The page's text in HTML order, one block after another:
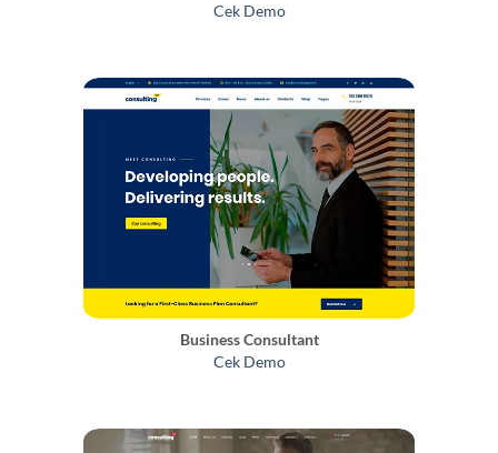
Cek Demo
Business Consultant
Cek Demo